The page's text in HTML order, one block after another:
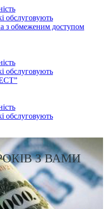
обслуговують
з обмеженим доступом
обслуговують
обслуговують
З ВАМИ